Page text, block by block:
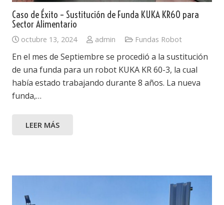
Caso de Éxito – Sustitución de Funda KUKA KR60 para
Sector Alimentario
octubre 13, 2024 admin Fundas Robot
En el mes de Septiembre se procedió a la sustitución
de una funda para un robot KUKA KR 60-3, la cual
había estado trabajando durante 8 años. La nueva
funda,…
LEER MÁS